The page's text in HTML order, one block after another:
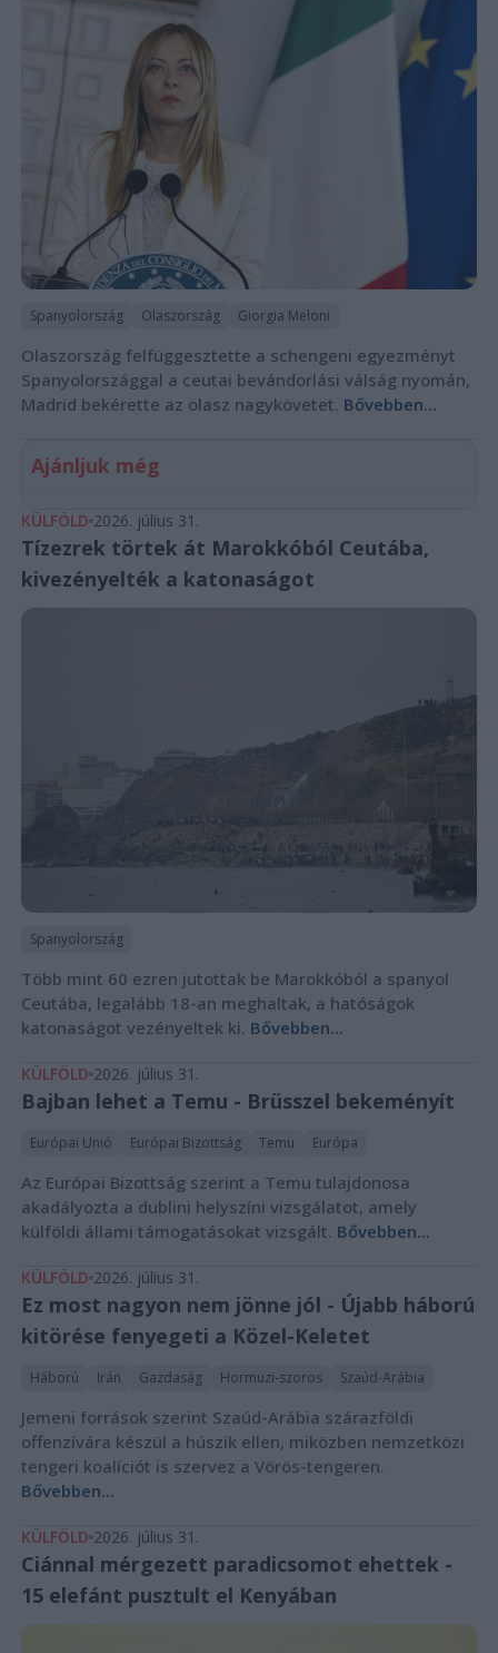
Spanyolország Olaszország Giorgia Meloni
Olaszország felfüggesztette a schengeni egyezményt
Spanyolországgal a ceutai bevándorlási válság nyomán,
Madrid bekérette az olasz nagykövetet. Bővebben...
Ajánljuk még
KÜLFÖLD 2026. július 31.
Tízezrek törtek át Marokkóból Ceutába,
kivezényelték a katonaságot
Spanyolország
Több mint 60 ezren jutottak be Marokkóból a spanyol
Ceutába, legalább 18-an meghaltak, a hatóságok
katonaságot vezényeltek ki. Bővebben...
KÜLFÖLD 2026. július 31.
Bajban lehet a Temu - Brüsszel bekeményít
Európai Unió Európai Bizottság Temu Európa
Az Európai Bizottság szerint a Temu tulajdonosa
akadályozta a dublini helyszíni vizsgálatot, amely
külföldi állami támogatásokat vizsgált. Bővebben...
KÜLFÖLD 2026. július 31.
Ez most nagyon nem jönne jól - Újabb háború
kitörése fenyegeti a Közel-Keletet
Háború Irán Gazdaság Hormuzi-szoros Szaúd-Arábia
Jemeni források szerint Szaúd-Arábia szárazföldi
offenzívára készül a húszik ellen, miközben nemzetközi
tengeri koalíciót is szervez a Vörös-tengeren.
Bővebben...
KÜLFÖLD 2026. július 31.
Ciánnal mérgezett paradicsomot ehettek -
15 elefánt pusztult el Kenyában